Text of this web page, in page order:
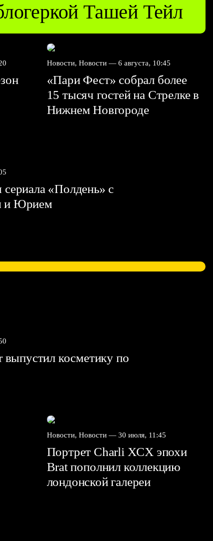
Ташей Тейл
Новости, Новости — 6 августа, 10:45
«Пари Фест» собрал более
15 тысяч гостей на Стрелке в
Нижнем Новгороде
«Полдень» с
и Юрием
косметику по
Новости, Новости — 30 июля, 11:45
Портрет Charli XCX эпохи
Brat пополнил коллекцию
лондонской галереи